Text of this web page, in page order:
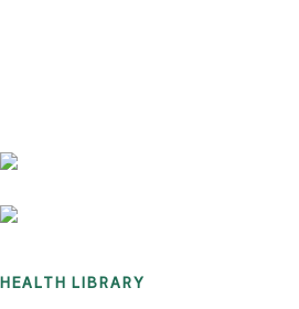
HEALTH LIBRARY